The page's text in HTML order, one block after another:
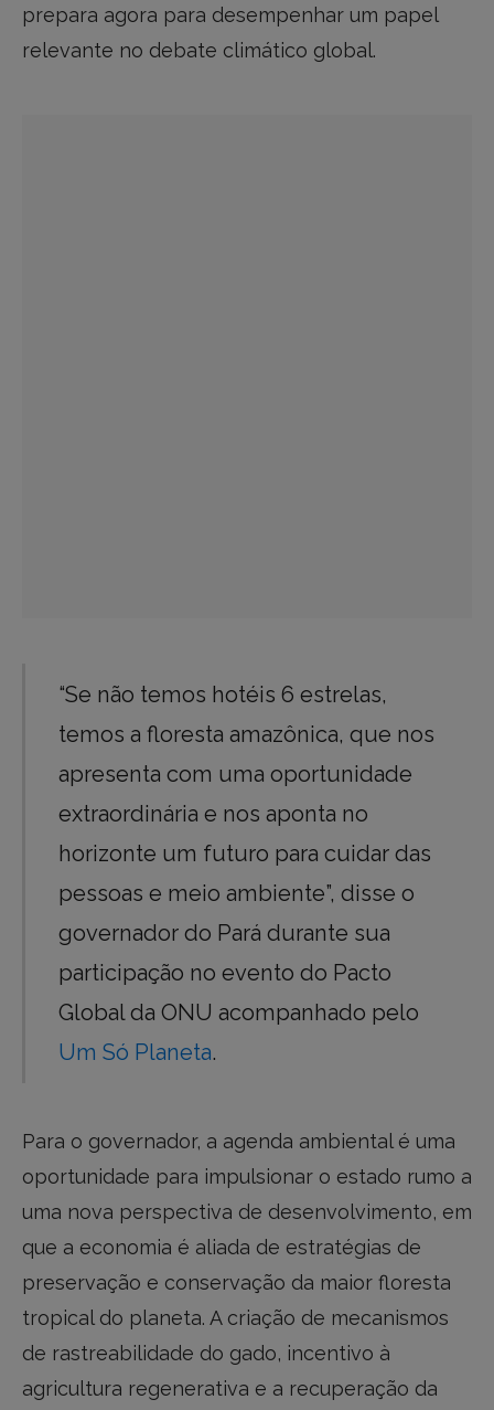
prepara agora para desempenhar um papel
relevante no debate climático global.
“Se não temos hotéis 6 estrelas,
temos a floresta amazônica, que nos
apresenta com uma oportunidade
extraordinária e nos aponta no
horizonte um futuro para cuidar das
pessoas e meio ambiente”, disse o
governador do Pará durante sua
participação no evento do Pacto
Global da ONU acompanhado pelo
Um Só Planeta.
Para o governador, a agenda ambiental é uma
oportunidade para impulsionar o estado rumo a
uma nova perspectiva de desenvolvimento, em
que a economia é aliada de estratégias de
preservação e conservação da maior floresta
tropical do planeta. A criação de mecanismos
de rastreabilidade do gado, incentivo à
agricultura regenerativa e a recuperação da